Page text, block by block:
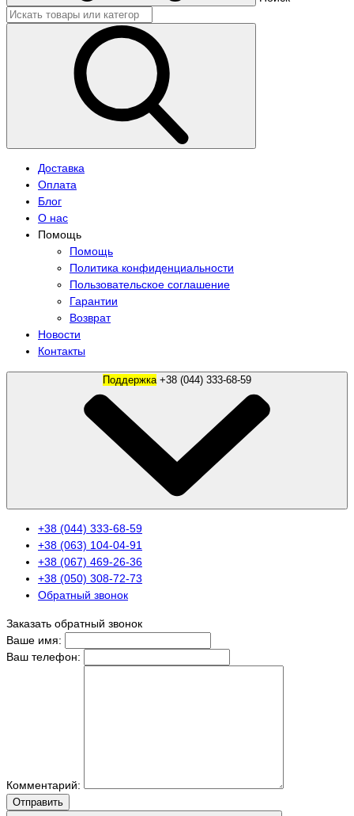
Доставка
Оплата
Блог
О нас
Помощь
Помощь
Политика конфиденциальности
Пользовательское соглашение
Гарантии
Возврат
Новости
Контакты
Поддержка
+38 (044) 333-68-59
+38 (063) 104-04-91
+38 (067) 469-26-36
+38 (050) 308-72-73
Обратный звонок
Заказать обратный звонок
Ваше имя:
Ваш телефон:
Комментарий:
Отправить